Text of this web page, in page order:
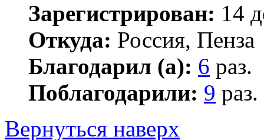
Зарегистрирован: 14
Откуда: Россия, Пенза
Благодарил (а): 6 раз.
Поблагодарили: 9 раз.
Вернуться наверх